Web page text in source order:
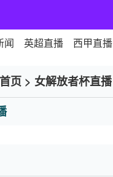
闻 英超直播 西甲直播
首页 > 女解放者杯直播